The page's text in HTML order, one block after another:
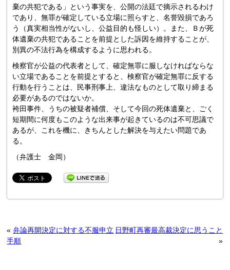
棄の共犯である」 という事実を、公開の法廷で摘示されるわけ
であり、無罪が確定している立場に照らすと、名誉毀損であろ
う（真実相当性がないし、公益目的も怪しい）。また、
Ｂが死
体遺棄の共犯であることを前提とした訴因を維持することが、
別異の不法行為を構成するように思われる。
検察官が公益の代表者として、確定無罪に服しなければならな
い立場であることを前提とすると、検察官が確定無罪に反する
行動を行うことは、民事刑事上、違法なものとして取り締まる
必要があるのではないか。
袴田事件、うちの被疑者補償、そして今回の死体遺棄と、 ごく
短期間に何度もこのような出来事が起きているのは不可思議で
あるが、これを機に、 きちんとした解決を与えたい問題であ
る。
（弁護士 金岡）
«弁論再開決定に対する不服申立
手順
日野町再審最高裁決定に思うこと
»